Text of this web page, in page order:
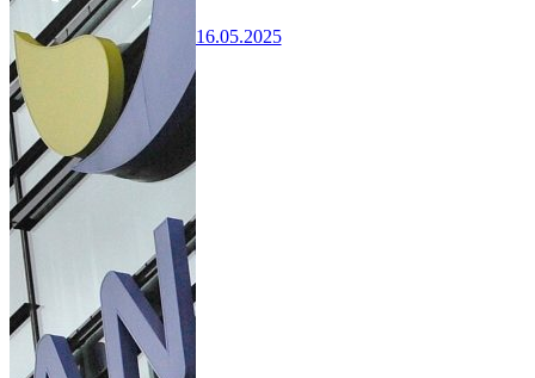
16.05.2025